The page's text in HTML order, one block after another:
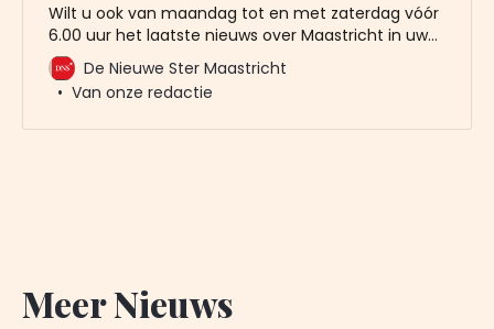
Wilt u ook van maandag tot en met zaterdag vóór
6.00 uur het laatste nieuws over Maastricht in uw
mailbox? Meld u dan gratis aan voor de nieuwbrief
van De Nieuwe Ster. Meer dan 20.000 trouwe lezers
gingen u al voor. Het enige wat wij van u vragen
De Nieuwe Ster Maastricht
Van onze redactie
Meer Nieuws